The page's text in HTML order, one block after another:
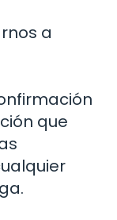
a
que